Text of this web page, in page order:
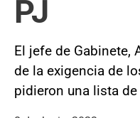
PJ
El jefe de Gabinete,
de la exigencia de
pidieron una lista